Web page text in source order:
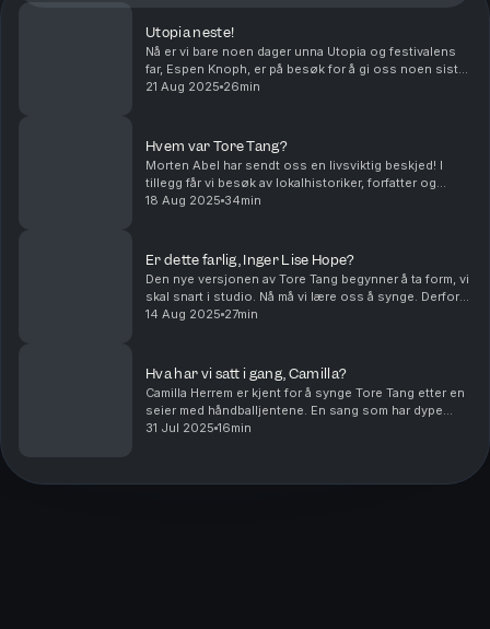
Utopia neste!
Nå er vi bare noen dager unna Utopia og festivalens
far, Espen Knoph, er på besøk for å gi oss noen siste
råd.
21 Aug 2025 26min
Hvem var Tore Tang?
Morten Abel har sendt oss en livsviktig beskjed! I
tillegg får vi besøk av lokalhistoriker, forfatter og
tidligere redaktør Sven Egil Omdal, som hjelper oss
18 Aug 2025 34min
Er dette farlig, Inger Lise Hope?
Den nye versjonen av Tore Tang begynner å ta form, vi
skal snart i studio. Nå må vi lære oss å synge. Derfor
er selveste Inger Lise Hope, Rogalands gullstrupe, på
14 Aug 2025 27min
Hva har vi satt i gang, Camilla?
Camilla Herrem er kjent for å synge Tore Tang etter en
seier med håndballjentene. En sang som har dype
historiske røtter. Da Herrem sluttet på landslaget,
31 Jul 2025 16min